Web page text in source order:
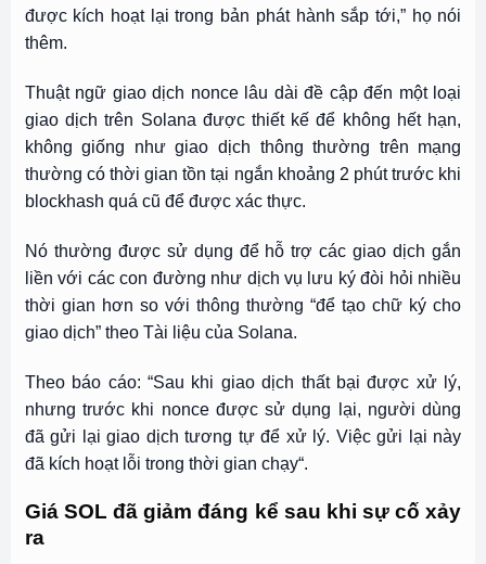
được kích hoạt lại trong bản phát hành sắp tới,” họ nói
thêm.
Thuật ngữ giao dịch nonce lâu dài đề cập đến một loại
giao dịch trên Solana được thiết kế để không hết hạn,
không giống như giao dịch thông thường trên mạng
thường có thời gian tồn tại ngắn khoảng 2 phút trước khi
blockhash quá cũ để được xác thực.
Nó thường được sử dụng để hỗ trợ các giao dịch gắn
liền với các con đường như dịch vụ lưu ký đòi hỏi nhiều
thời gian hơn so với thông thường “để tạo chữ ký cho
giao dịch” theo Tài liệu của Solana.
Theo báo cáo: “Sau khi giao dịch thất bại được xử lý,
nhưng trước khi nonce được sử dụng lại, người dùng
đã gửi lại giao dịch tương tự để xử lý. Việc gửi lại này
đã kích hoạt lỗi trong thời gian chạy“.
Giá SOL đã giảm đáng kể sau khi sự cố xảy
ra